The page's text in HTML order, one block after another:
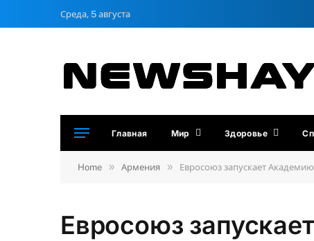
Среда, 5 августа
Главная Мир Здоровье
Home » Армения » Евросоюз запускает
Евросоюз